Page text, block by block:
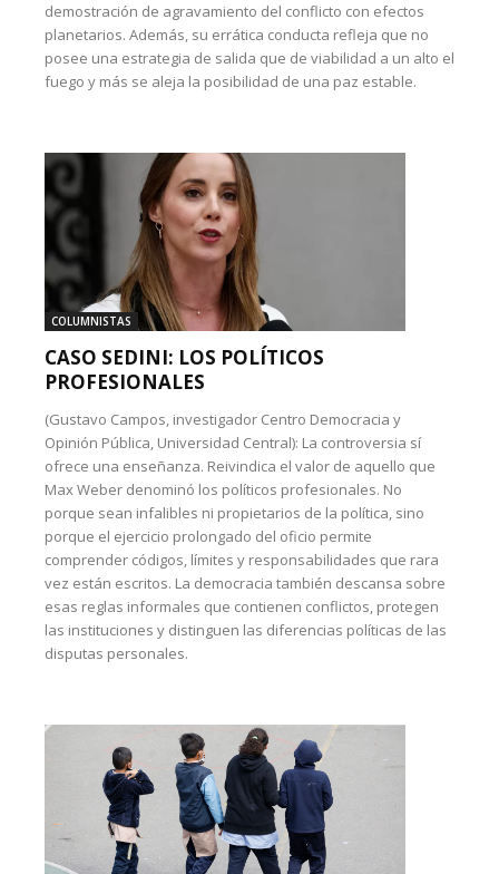
demostración de agravamiento del conflicto con efectos
planetarios. Además, su errática conducta refleja que no
posee una estrategia de salida que de viabilidad a un alto el
fuego y más se aleja la posibilidad de una paz estable.
COLUMNISTAS
CASO SEDINI: LOS POLÍTICOS
PROFESIONALES
(Gustavo Campos, investigador Centro Democracia y
Opinión Pública, Universidad Central): La controversia sí
ofrece una enseñanza. Reivindica el valor de aquello que
Max Weber denominó los políticos profesionales. No
porque sean infalibles ni propietarios de la política, sino
porque el ejercicio prolongado del oficio permite
comprender códigos, límites y responsabilidades que rara
vez están escritos. La democracia también descansa sobre
esas reglas informales que contienen conflictos, protegen
las instituciones y distinguen las diferencias políticas de las
disputas personales.